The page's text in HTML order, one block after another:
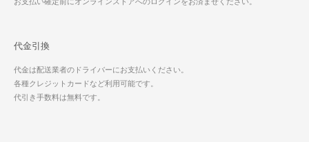
代金引換
代金は配送業者のドライバーにお支払いください。
各種クレジットカードなど利用可能です。
代引き手数料は無料です。